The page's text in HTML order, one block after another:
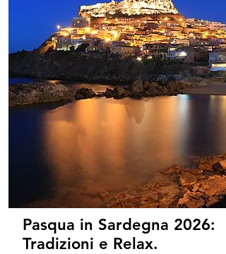
Pasqua in Sardegna 2026:
Tradizioni e Relax.